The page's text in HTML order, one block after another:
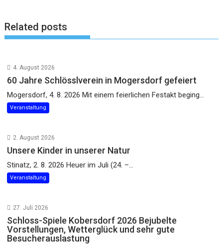
Related posts
4. August 2026
60 Jahre Schlösslverein in Mogersdorf gefeiert
Mogersdorf, 4. 8. 2026 Mit einem feierlichen Festakt beging...
Veranstaltung
2. August 2026
Unsere Kinder in unserer Natur
Stinatz, 2. 8. 2026 Heuer im Juli (24. –...
Veranstaltung
27. Juli 2026
Schloss-Spiele Kobersdorf 2026 Bejubelte
Vorstellungen, Wetterglück und sehr gute
Besucherauslastung